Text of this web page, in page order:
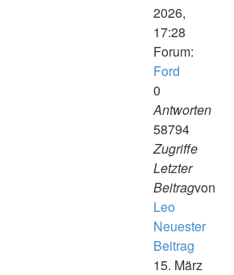
2026,
17:28
Forum:
Ford
0
Antworten
58794
Zugriffe
Letzter
Beitragvon
Leo
Neuester
Beitrag
15. März